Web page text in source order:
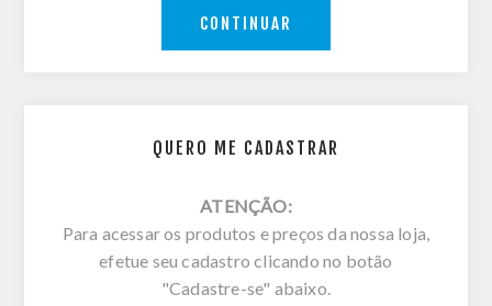
QUERO ME CADASTRAR
ATENÇÃO:
Para acessar os produtos e preços da nossa loja,
efetue seu cadastro clicando no botão
"Cadastre-se" abaixo.
CONTINUAR